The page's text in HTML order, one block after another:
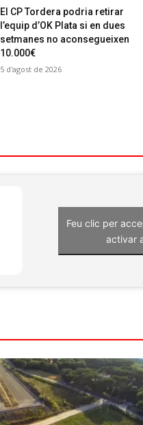
El CP Tordera podria retirar
l’equip d’OK Plata si en dues
setmanes no aconsegueixen
10.000€
5 d'agost de 2026
Feu clic per
activar